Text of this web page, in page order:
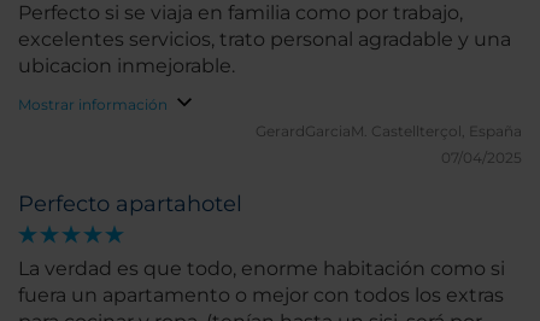
Perfecto si se viaja en familia como por trabajo,
excelentes servicios, trato personal agradable y una
ubicacion inmejorable.
Mostrar información
GerardGarciaM. Castellterçol, España
07/04/2025
Perfecto apartahotel
La verdad es que todo, enorme habitación como si
fuera un apartamento o mejor con todos los extras